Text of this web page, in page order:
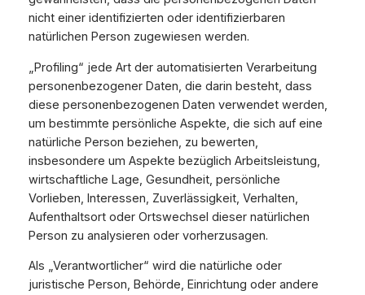
nicht einer identifizierten oder identifizierbaren
natürlichen Person zugewiesen werden.
„Profiling“ jede Art der automatisierten Verarbeitung
personenbezogener Daten, die darin besteht, dass
diese personenbezogenen Daten verwendet werden,
um bestimmte persönliche Aspekte, die sich auf eine
natürliche Person beziehen, zu bewerten,
insbesondere um Aspekte bezüglich Arbeitsleistung,
wirtschaftliche Lage, Gesundheit, persönliche
Vorlieben, Interessen, Zuverlässigkeit, Verhalten,
Aufenthaltsort oder Ortswechsel dieser natürlichen
Person zu analysieren oder vorherzusagen.
Als „Verantwortlicher“ wird die natürliche oder
juristische Person, Behörde, Einrichtung oder andere